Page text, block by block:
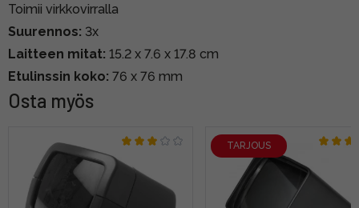
Toimii virkkovirralla
Suurennos: 3x
Laitteen mitat: 15.2 x 7.6 x 17.8 cm
Etulinssin koko: 76 x 76 mm
Osta myös
TARJOUS